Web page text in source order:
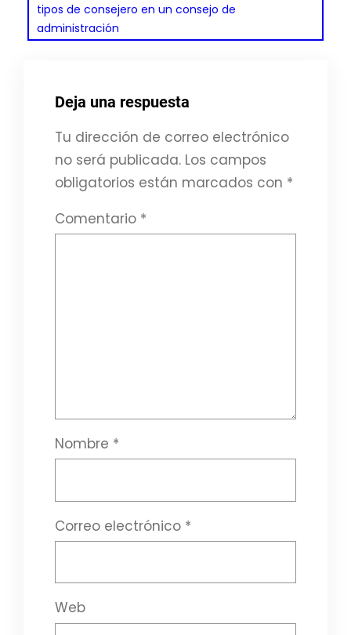
tipos de consejero en un consejo de
administración
Deja una respuesta
Tu dirección de correo electrónico
no será publicada. Los campos
obligatorios están marcados con *
Comentario *
Nombre *
Correo electrónico *
Web